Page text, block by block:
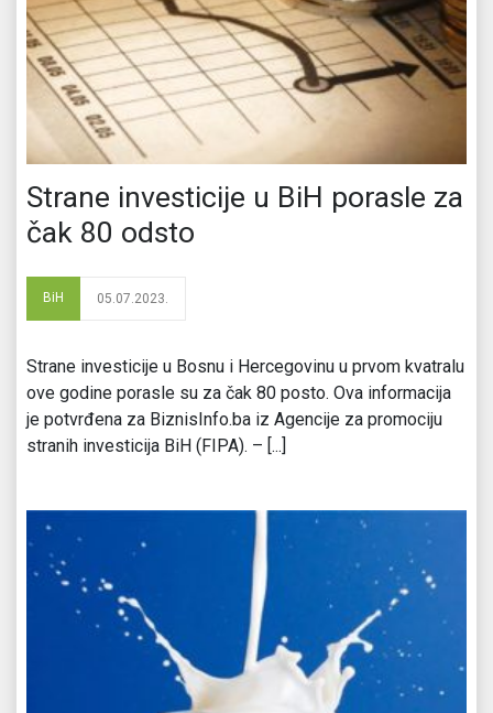
Strane investicije u BiH porasle za
čak 80 odsto
BiH 05.07.2023.
Strane investicije u Bosnu i Hercegovinu u prvom kvatralu
ove godine porasle su za čak 80 posto. Ova informacija
je potvrđena za BiznisInfo.ba iz Agencije za promociju
stranih investicija BiH (FIPA). – [...]